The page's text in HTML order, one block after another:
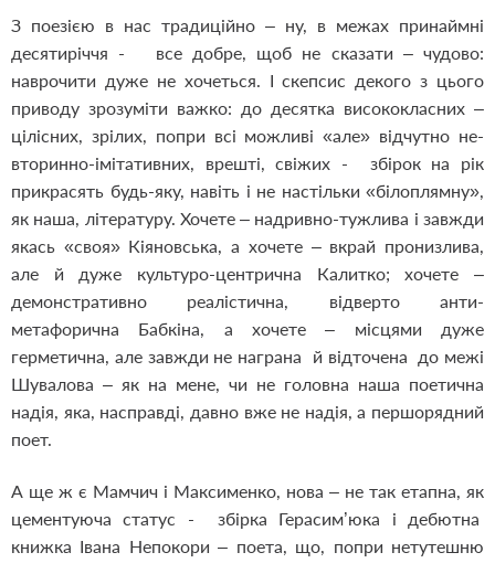
З поезією в нас традиційно – ну, в межах принаймні
десятиріччя - все добре, щоб не сказати – чудово:
наврочити дуже не хочеться. І скепсис декого з цього
приводу зрозуміти важко: до десятка висококласних –
цілісних, зрілих, попри всі можливі «але» відчутно не-
вторинно-імітативних, врешті, свіжих - збірок на рік
прикрасять будь-яку, навіть і не настільки «білоплямну»,
як наша, літературу. Хочете – надривно-тужлива і завжди
якась «своя» Кіяновська, а хочете – вкрай пронизлива,
але й дуже культуро-центрична Калитко; хочете –
демонстративно реалістична, відверто анти-
метафорична Бабкіна, а хочете – місцями дуже
герметична, але завжди не награна й відточена до межі
Шувалова – як на мене, чи не головна наша поетична
надія, яка, насправді, давно вже не надія, а першорядний
поет.
А ще ж є Мамчич і Максименко, нова – не так етапна, як
цементуюча статус - збірка Герасим’юка і дебютна
книжка Івана Непокори – поета, що, попри нетутешню